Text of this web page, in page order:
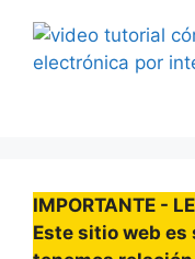
IMPORTANTE -
Este sitio web